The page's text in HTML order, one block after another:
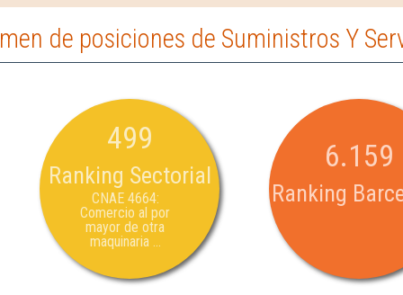
de posiciones de Suministros Y
499
Ranking Sectorial
CNAE 4664:
Comercio al por
mayor de otra
maquinaria ...
6.159
Ranking